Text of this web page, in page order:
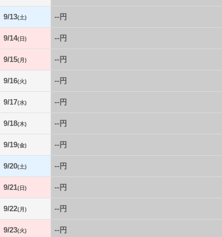
9/13(土) --円
9/14(日) --円
9/15(月) --円
9/16(火) --円
9/17(水) --円
9/18(木) --円
9/19(金) --円
9/20(土) --円
9/21(日) --円
9/22(月) --円
9/23(火) --円